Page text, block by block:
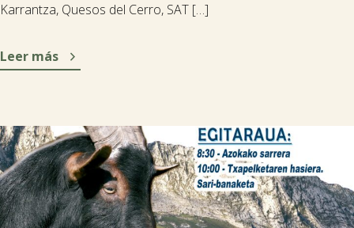
Karrantza, Quesos del Cerro, SAT […]
Leer más 